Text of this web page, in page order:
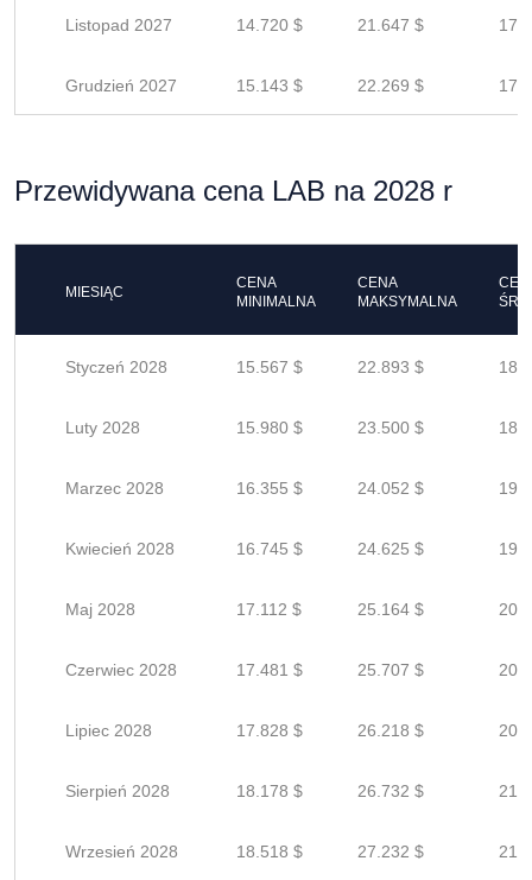
Listopad 2027 14.720 $ 21.647 $
Grudzień 2027 15.143 $ 22.269 $
Przewidywana cena LAB na 2028 r
MIESIĄC
CENA
MINIMALNA
CENA
MAKSYMALNA
Styczeń 2028 15.567 $ 22.893 $
Luty 2028 15.980 $ 23.500 $
Marzec 2028 16.355 $ 24.052 $
Kwiecień 2028 16.745 $ 24.625 $
Maj 2028 17.112 $ 25.164 $
Czerwiec 2028 17.481 $ 25.707 $
Lipiec 2028 17.828 $ 26.218 $
Sierpień 2028 18.178 $ 26.732 $
Wrzesień 2028 18.518 $ 27.232 $